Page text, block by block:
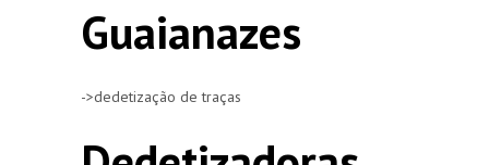
Guaianazes
->dedetização de traças